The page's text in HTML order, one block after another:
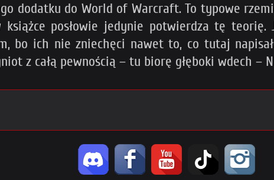
dodatku do World of Warcraft. To typowe
posłowie jedynie potwierdza tę
bo ich nie zniechęci nawet to, co tutaj
z całą pewnością – tu biorę głęboki wdech – NIE